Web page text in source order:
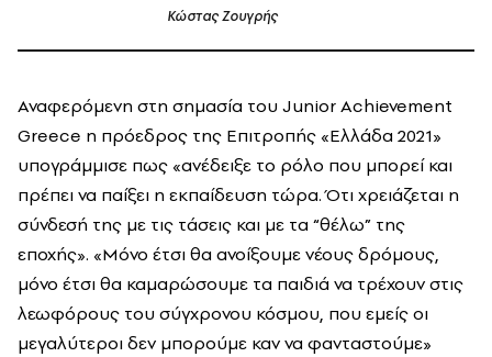
Κώστας Ζουγρής
Αναφερόμενη στη σημασία του Junior Achievement
Greece η πρόεδρος της Επιτροπής «Ελλάδα 2021»
υπογράμμισε πως «ανέδειξε το ρόλο που μπορεί και
πρέπει να παίξει η εκπαίδευση τώρα. Ότι χρειάζεται η
σύνδεσή της με τις τάσεις και με τα “θέλω” της
εποχής». «Μόνο έτσι θα ανοίξουμε νέους δρόμους,
μόνο έτσι θα καμαρώσουμε τα παιδιά να τρέχουν στις
λεωφόρους του σύγχρονου κόσμου, που εμείς οι
μεγαλύτεροι δεν μπορούμε καν να φανταστούμε»